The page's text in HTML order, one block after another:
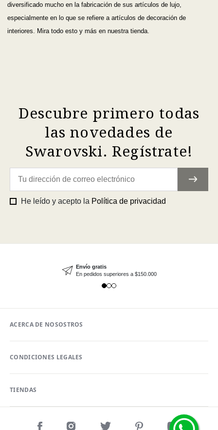
diversificado mucho en la fabricación de sus artículos de lujo,
especialmente en lo que se refiere a artículos de decoración de
interiores. Mira todo esto y más en nuestra tienda.
Descubre primero todas
las novedades de
Swarovski. Regístrate!
He leído y acepto la Política de privacidad
Envío gratis
En pedidos superiores a $150.000
ACERCA DE NOSOSTROS
CONDICIONES LEGALES
TIENDAS